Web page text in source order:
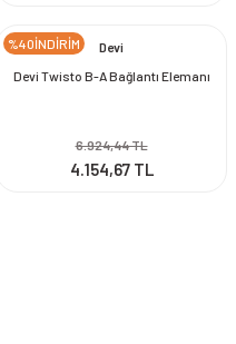
%40İNDİRİM
Devi
Devi Twisto B-A Bağlantı Elemanı
6.924,44 TL
4.154,67 TL